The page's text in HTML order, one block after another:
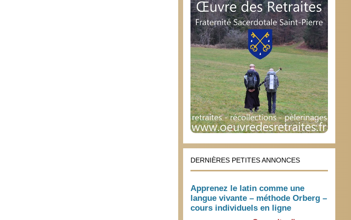
DERNIÈRES PETITES ANNONCES
Apprenez le latin comme une
langue vivante – méthode Orberg –
cours individuels en ligne